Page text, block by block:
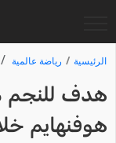
الرئيسية رياضة عالمية
هدف للنجم
هوفنهايم